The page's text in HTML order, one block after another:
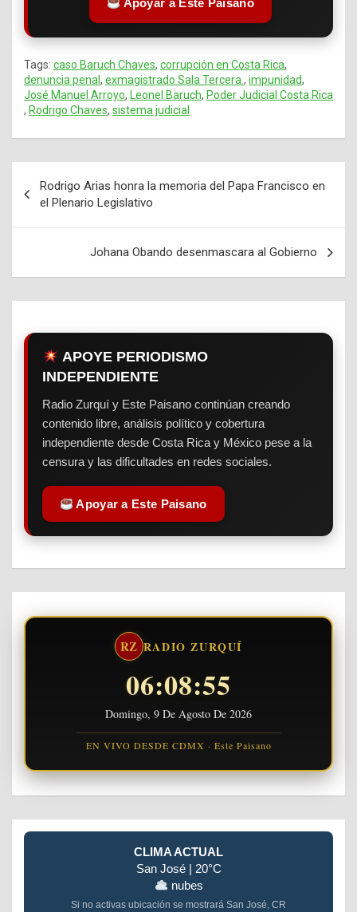
Apoyar a Este Paisano
Tags: caso Baruch Chaves, corrupción en Costa Rica,
denuncia penal , exmagistrado Sala Tercera. , impunidad,
José Manuel Arroyo, Leonel Baruch, Poder Judicial Costa Rica
, Rodrigo Chaves, sistema judicial
Navegación
de
entradas
Rodrigo Arias honra la memoria del Papa Francisco en
el Plenario Legislativo
Johana Obando desenmascara al Gobierno
APOYE PERIODISMO
INDEPENDIENTE
Radio Zurquí y Este Paisano continúan creando
contenido libre, análisis político y cobertura
independiente desde Costa Rica y México pese a la
censura y las dificultades en redes sociales.
Apoyar a Este Paisano
RZ RADIO ZURQUÍ
06:08:55
Domingo, 9 De Agosto De 2026
EN VIVO DESDE CDMX · Este Paisano
CLIMA ACTUAL
San José | 20°C
nubes
Si no activas ubicación se mostrará San José, CR